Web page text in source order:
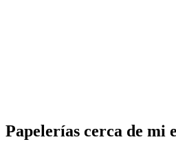
Papelerías cerca de mi